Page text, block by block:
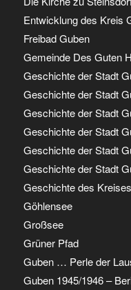
Entwicklung des Kreis
Freibad Guben
Gemeinde Des Guten
Geschichte der Stadt
Geschichte der Stadt
Geschichte der Stadt
Geschichte der Stadt
Geschichte der Stadt
Geschichte der Stadt
Geschichte des
Göhlensee
Großsee
Grüner Pfad
Guben … Perle der
Guben 1945/1946 –